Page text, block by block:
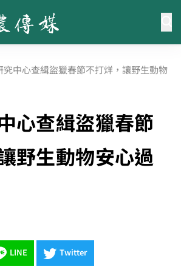
中心查緝盜獵春節不打烊，讓野生動物
心查緝盜獵春節
野生動物安心過
LINE Twitter